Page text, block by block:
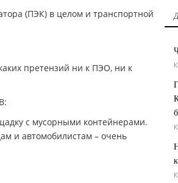
(ПЭК) в целом и транспортной
претензий ни к ПЭО, ни к
с мусорными контейнерами.
и автомобилистам – очень